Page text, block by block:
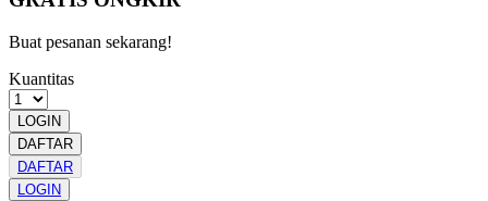
Buat pesanan sekarang!
Kuantitas
LOGIN
DAFTAR
DAFTAR
LOGIN